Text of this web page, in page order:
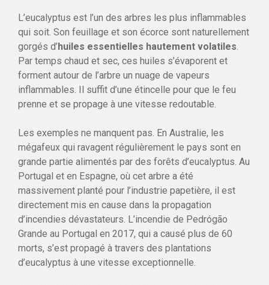
L’eucalyptus est l’un des arbres les plus inflammables
qui soit. Son feuillage et son écorce sont naturellement
gorgés d’ huiles essentielles hautement volatiles.
Par temps chaud et sec, ces huiles s’évaporent et
forment autour de l’arbre un nuage de vapeurs
inflammables. Il suffit d’une étincelle pour que le feu
prenne et se propage à une vitesse redoutable.
Les exemples ne manquent pas. En Australie, les
mégafeux qui ravagent régulièrement le pays sont en
grande partie alimentés par des forêts d’eucalyptus. Au
Portugal et en Espagne, où cet arbre a été
massivement planté pour l’industrie papetière, il est
directement mis en cause dans la propagation
d’incendies dévastateurs. L’incendie de Pedrógão
Grande au Portugal en 2017, qui a causé plus de 60
morts, s’est propagé à travers des plantations
d’eucalyptus à une vitesse exceptionnelle.